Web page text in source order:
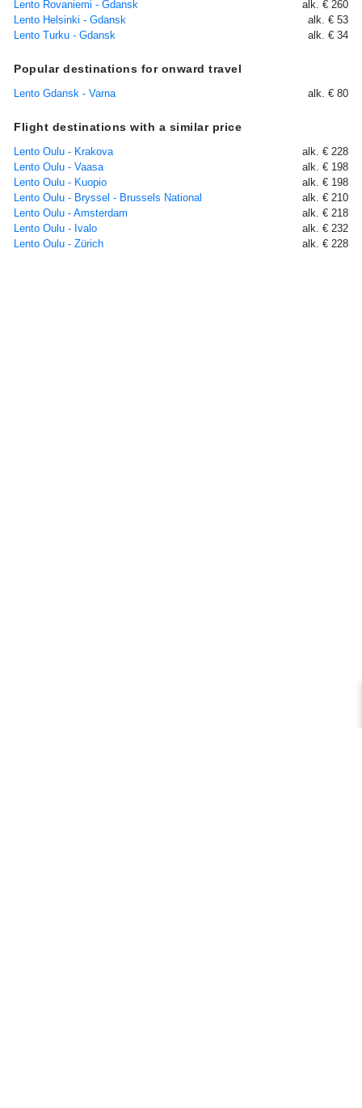
Lento Rovaniemi - Gdansk
alk. € 260
Lento Helsinki - Gdansk
alk. € 53
Lento Turku - Gdansk
alk. € 34
Popular destinations for onward travel
Lento Gdansk - Varna alk. € 80
Flight destinations with a similar price
Lento Oulu - Krakova
alk. € 228
Lento Oulu - Vaasa
alk. € 198
Lento Oulu - Kuopio
alk. € 198
Lento Oulu - Bryssel - Brussels National
alk. € 210
Lento Oulu - Amsterdam
alk. € 218
Lento Oulu - Ivalo
alk. € 232
Lento Oulu - Zürich
alk. € 228